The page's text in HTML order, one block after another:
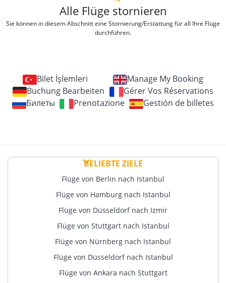
Alle Flüge stornieren
Sie können in diesem Abschnitt eine Stornierung/Erstattung für all Ihre Flüge
durchführen.
Bilet İşlemleri
Manage My Booking
Buchung Bearbeiten
Gérer Vos Réservations
Билеты
Prenotazione Gestión de billetes
BELIEBTE ZIELE
Flüge von Berlin nach Istanbul
Flüge von Hamburg nach Istanbul
Flüge von Düsseldorf nach Izmir
Flüge von Stuttgart nach Istanbul
Flüge von Nürnberg nach Istanbul
Flüge von Düsseldorf nach Istanbul
Flüge von Ankara nach Stuttgart